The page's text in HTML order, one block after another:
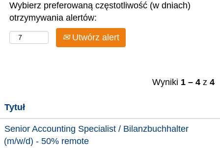
Wybierz preferowaną częstotliwość (w dniach)
otrzymywania alertów:
Utwórz alert
Wyniki 1 – 4 z 4
Tytuł
Senior Accounting Specialist / Bilanzbuchhalter
(m/w/d) - 50% remote